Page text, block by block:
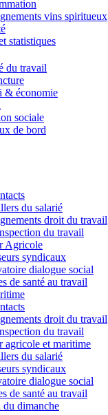
vins spiritueux
statistiques
du travail
& économie
sociale
de bord
du salarié
droit du travail
du travail
Agricole
syndicaux
dialogue social
de santé au travail
droit du travail
du travail
agricole et maritime
du salarié
syndicaux
dialogue social
de santé au travail
du dimanche